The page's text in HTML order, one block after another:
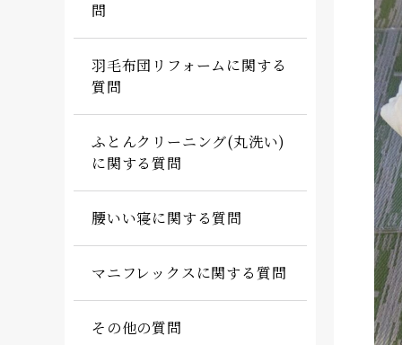
問
羽毛布団リフォームに関する
質問
ふとんクリーニング(丸洗い)
に関する質問
腰いい寝に関する質問
マニフレックスに関する質問
その他の質問